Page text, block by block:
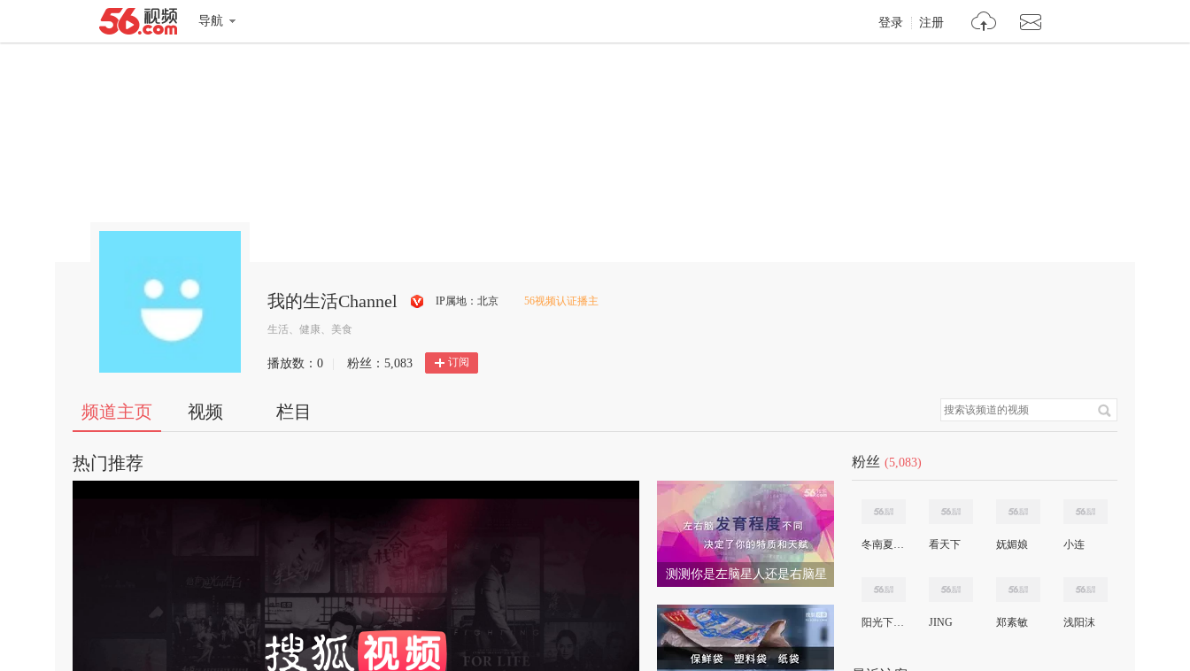
导航 登录 注册
我的生活Channel
狐
IP属地：北京 56视频认证播主
生活、健康、美食
播放数： 0 粉丝： 5,083 订阅
频道主页 视频 栏目
热门推荐
亮度
饱和度
测测你是左脑星人还是右脑星
粉丝 (5,083)
冬南夏北任鸟飞 看天下 妩媚娘 小连
阳光下的微笑 JING 郑素敏 浅阳沫